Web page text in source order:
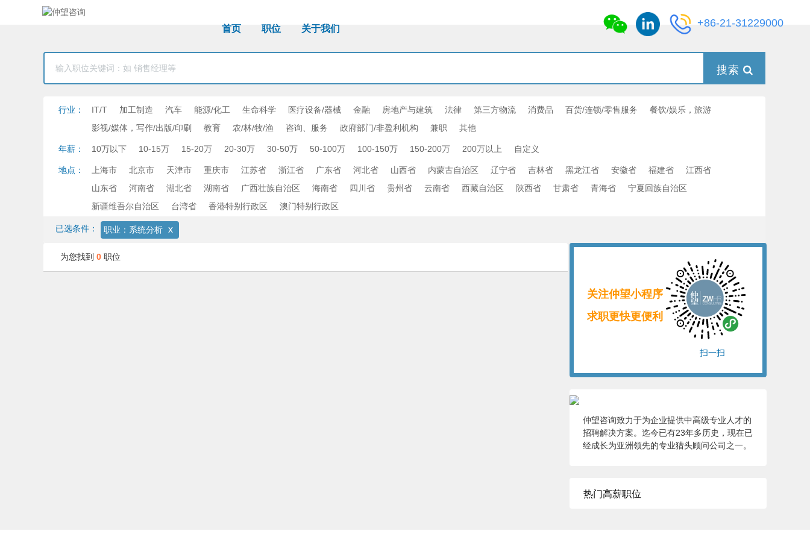
+86-21-31229000
首页 职位 关于我们
搜索
行业： IT/T 加工制造 汽车 能源/化工 生命科学 医疗设备/器械 金融 房地产与建筑 法律 第三方物流 消费品 百货/连锁/零售服务
餐饮/娱乐，旅游
影视/媒体，写作/出版/印刷
教育 农/林/牧/渔 咨询、服务 政府部门/非盈利机构 兼职 其他
年薪： 10万以下 10-15万 15-20万 20-30万 30-50万 50-100万 100-150万 150-200万 200万以上 自定义
地点： 上海市 北京市 天津市 重庆市 江苏省 浙江省 广东省 河北省 山西省 内蒙古自治区 辽宁省 吉林省 黑龙江省 安徽省 福建省
江西省
山东省
河南省 湖北省 湖南省 广西壮族自治区 海南省 四川省 贵州省 云南省 西藏自治区 陕西省 甘肃省 青海省
宁夏回族自治区
新疆维吾尔自治区
台湾省 香港特别行政区 澳门特别行政区
已选条件： 职业：系统分析 x
为您找到 0 职位
关注仲望小程序
求职更快更便利
扫一扫
仲望咨询致力于为企业提供中高级专业人才的
招聘解决方案。迄今已有23年多历史，现在已
经成长为亚洲领先的专业猎头顾问公司之一。
热门高薪职位